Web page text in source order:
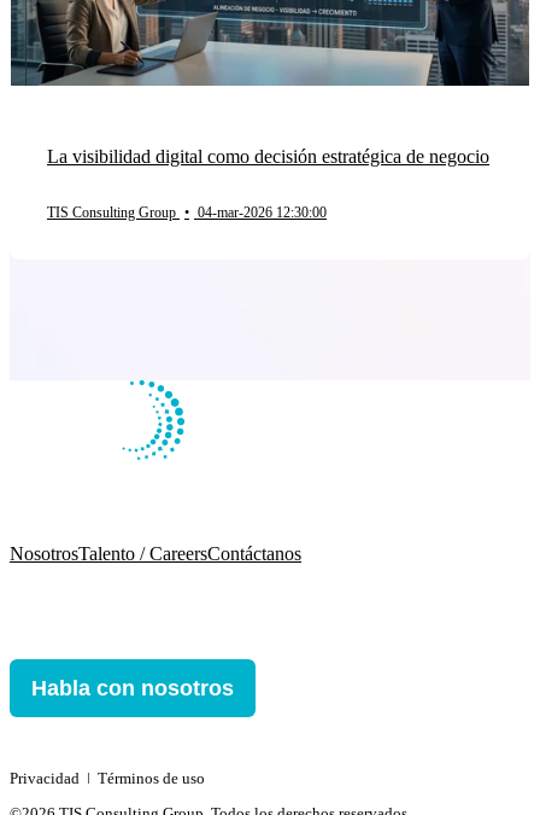
La visibilidad digital como decisión estratégica de negocio
TIS Consulting Group • 04-mar-2026 12:30:00
NosotrosTalento / CareersContáctanos
Habla con nosotros
Privacidad ǀ Términos de uso